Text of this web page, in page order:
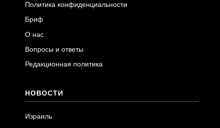
Политика конфиденциальности
Бриф
О нас
Вопросы и ответы
Редакционная политика
НОВОСТИ
Израиль